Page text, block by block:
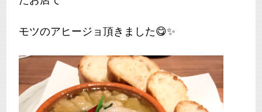
モツのアヒージョ頂きました😋✨